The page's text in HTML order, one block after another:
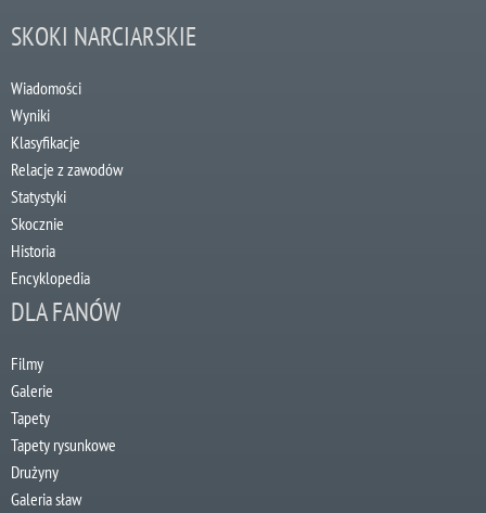
SKOKI NARCIARSKIE
Wiadomości
Wyniki
Klasyfikacje
Relacje z zawodów
Statystyki
Skocznie
Historia
Encyklopedia
DLA FANÓW
Filmy
Galerie
Tapety
Tapety rysunkowe
Drużyny
Galeria sław